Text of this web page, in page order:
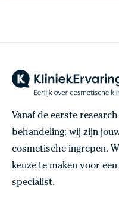
Vanaf de eerste
behandeling: wij zijn
cosmetische ingrepen.
keuze te maken voor
specialist.